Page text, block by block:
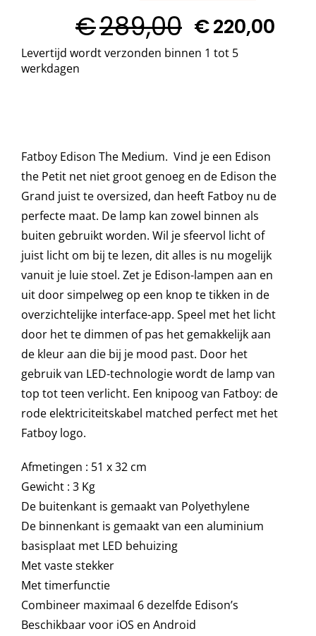
Decoratie kussens
Buitenkleden
Beschermhoezen
Verlichting
Onderhoud
Accessoires en Kado
Onze merken
The
Medium
aantal
€289,00
Oorspronkelijke
prijs
€220,00
Huidige
prijs
Levertijd wordt verzonden binnen 1 tot 5
werkdagen
Fatboy Edison The Medium. Vind je een Edison
the Petit net niet groot genoeg en de Edison the
Grand juist te oversized, dan heeft Fatboy nu de
perfecte maat. De lamp kan zowel binnen als
buiten gebruikt worden. Wil je sfeervol licht of
juist licht om bij te lezen, dit alles is nu mogelijk
vanuit je luie stoel. Zet je Edison-lampen aan en
uit door simpelweg op een knop te tikken in de
overzichtelijke interface-app. Speel met het licht
door het te dimmen of pas het gemakkelijk aan
de kleur aan die bij je mood past. Door het
gebruik van LED-technologie wordt de lamp van
top tot teen verlicht. Een knipoog van Fatboy: de
rode elektriciteitskabel matched perfect met het
Fatboy logo.
Afmetingen : 51 x 32 cm
Gewicht : 3 Kg
De buitenkant is gemaakt van Polyethylene
De binnenkant is gemaakt van een aluminium
basisplaat met LED behuizing
Met vaste stekker
Met timerfunctie
Combineer maximaal 6 dezelfde Edison’s
Beschikbaar voor iOS en Android